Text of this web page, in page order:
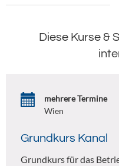
Diese Kurse &
mehrere Termine
Wien
Grundkurs Kanal
Grundkurs für das